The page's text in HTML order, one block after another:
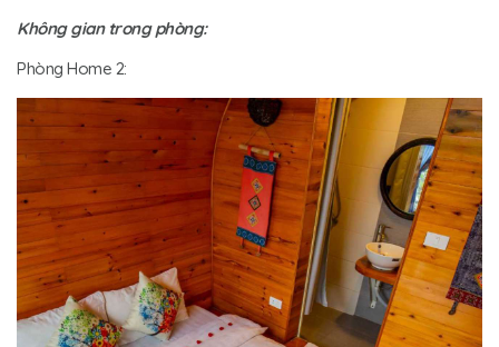
Không gian trong phòng:
Phòng Home 2: